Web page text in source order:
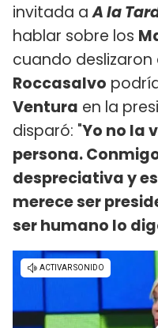
invitada aA la
hablar sobre los
cuando deslizaron
Roccasalvo
Ventura en la
disparó: "Yo no la
persona.
despreciativa y
merece ser
ser humano lo